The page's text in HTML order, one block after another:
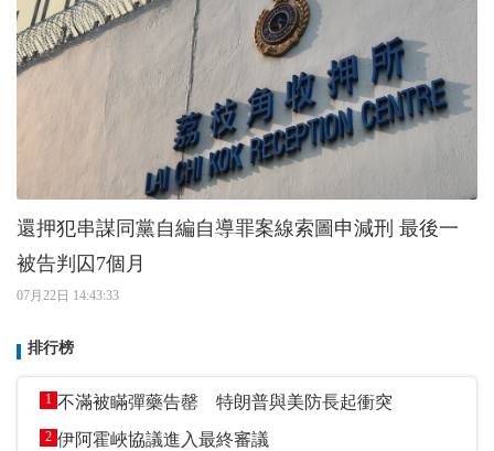
還押犯串謀同黨自編自導罪案線索圖申減刑 最後一
被告判囚7個月
07月22日 14:43:33
排行榜
1 不滿被瞞彈藥告罄 特朗普與美防長起衝突
2 伊阿霍峽協議進入最終審議